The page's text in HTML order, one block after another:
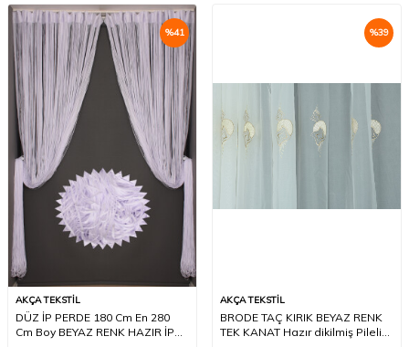
%41
AKÇA TEKSTİL
DÜZ İP PERDE 180 Cm En 280
Cm Boy BEYAZ RENK HAZIR İP
%39
AKÇA TEKSTİL
BRODE TAÇ KIRIK BEYAZ RENK
TEK KANAT Hazır dikilmiş Pileli